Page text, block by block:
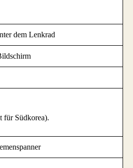
dem Lenkrad
Südkorea).